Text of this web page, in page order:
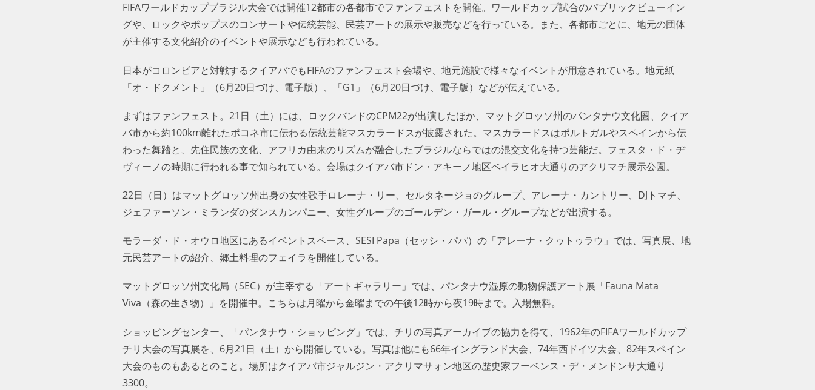
FIFAワールドカップブラジル大会では開催12都市の各都市でファンフェストを開催。ワールドカップ試合のパブリックビューイン
グや、ロックやポップスのコンサートや伝統芸能、民芸アートの展示や販売などを行っている。また、各都市ごとに、地元の団体
が主催する文化紹介のイベントや展示なども行われている。
日本がコロンビアと対戦するクイアバでもFIFAのファンフェスト会場や、地元施設で様々なイベントが用意されている。地元紙
「オ・ドクメント」（6月20日づけ、電子版）、「G1」（6月20日づけ、電子版）などが伝えている。
まずはファンフェスト。21日（土）には、ロックバンドのCPM22が出演したほか、マットグロッソ州のパンタナウ文化圏、クイア
バ市から約100km離れたポコネ市に伝わる伝統芸能マスカラードスが披露された。マスカラードスはポルトガルやスペインから伝
わった舞踏と、先住民族の文化、アフリカ由来のリズムが融合したブラジルならではの混交文化を持つ芸能だ。フェスタ・ド・ヂ
ヴィーノの時期に行われる事で知られている。会場はクイアバ市ドン・アキーノ地区ベイラヒオ大通りのアクリマチ展示公園。
22日（日）はマットグロッソ州出身の女性歌手ロレーナ・リー、セルタネージョのグループ、アレーナ・カントリー、DJトマチ、
ジェファーソン・ミランダのダンスカンパニー、女性グループのゴールデン・ガール・グループなどが出演する。
モラーダ・ド・オウロ地区にあるイベントスペース、SESI Papa（セッシ・パパ）の「アレーナ・クゥトゥラウ」では、写真展、地
元民芸アートの紹介、郷土料理のフェイラを開催している。
マットグロッソ州文化局（SEC）が主宰する「アートギャラリー」では、パンタナウ湿原の動物保護アート展「Fauna Mata
Viva（森の生き物）」を開催中。こちらは月曜から金曜までの午後12時から夜19時まで。入場無料。
ショッピングセンター、「パンタナウ・ショッピング」では、チリの写真アーカイブの協力を得て、1962年のFIFAワールドカップ
チリ大会の写真展を、6月21日（土）から開催している。写真は他にも66年イングランド大会、74年西ドイツ大会、82年スペイン
大会のものもあるとのこと。場所はクイアバ市ジャルジン・アクリマサォン地区の歴史家フーベンス・ヂ・メンドンサ大通り
3300。